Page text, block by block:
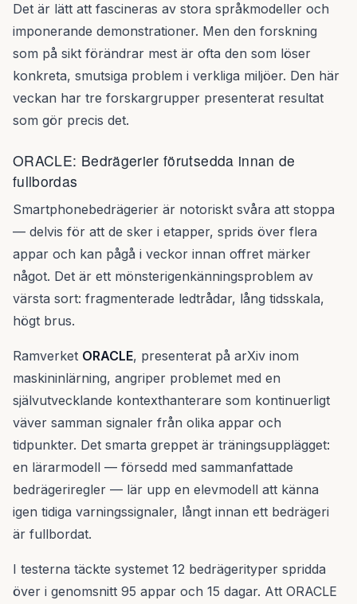
Det är lätt att fascineras av stora språkmodeller och
imponerande demonstrationer. Men den forskning
som på sikt förändrar mest är ofta den som löser
konkreta, smutsiga problem i verkliga miljöer. Den här
veckan har tre forskargrupper presenterat resultat
som gör precis det.
ORACLE: Bedrägerier förutsedda innan de
fullbordas
Smartphonebedrägerier är notoriskt svåra att stoppa
— delvis för att de sker i etapper, sprids över flera
appar och kan pågå i veckor innan offret märker
något. Det är ett mönsterigenkänningsproblem av
värsta sort: fragmenterade ledtrådar, lång tidsskala,
högt brus.
Ramverket ORACLE, presenterat på arXiv inom
maskininlärning, angriper problemet med en
självutvecklande kontexthanterare som kontinuerligt
väver samman signaler från olika appar och
tidpunkter. Det smarta greppet är träningsupplägget:
en lärarmodell — försedd med sammanfattade
bedrägeriregler — lär upp en elevmodell att känna
igen tidiga varningssignaler, långt innan ett bedrägeri
är fullbordat.
I testerna täckte systemet 12 bedrägerityper spridda
över i genomsnitt 95 appar och 15 dagar. Att ORACLE